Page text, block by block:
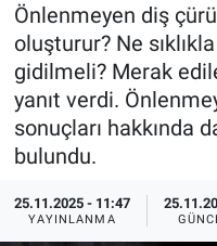
Önlenmeyen diş
oluşturur? Ne
gidilmeli? Merak
yanıt verdi.
sonuçları hakkında
bulundu.
25.11.2025 - 11:47
YAYINLANMA
Trend
Özel Haberler
Yazarlar
Ekonomi
Dünya
Medya
Özel Haberler
Son Dakika
Haber Arşivi